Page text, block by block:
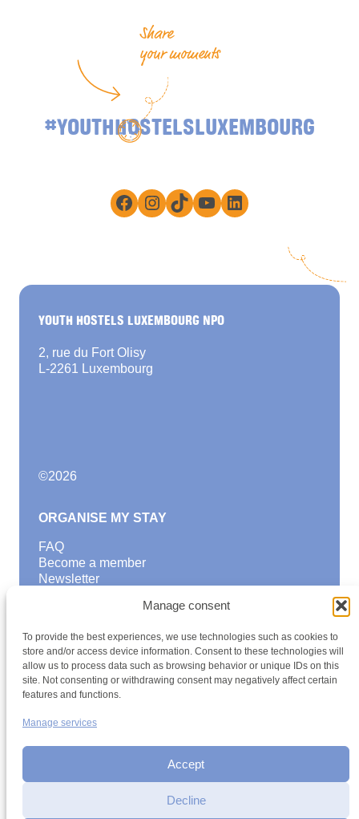
Manage consent
To provide the best experiences, we use technologies such as cookies to
store and/or access device information. Consent to these technologies will
allow us to process data such as browsing behavior or unique IDs on this
site. Not consenting or withdrawing consent may negatively affect certain
features and functions.
Manage services
Accept
Decline
Share
your moments
#YOUTHHOSTELSLUXEMBOURG
Facebook
Instagram
TikTokYouTube
LinkedIn
YOUTH HOSTELS LUXEMBOURG NPO
2, rue du Fort Olisy
L-2261 Luxembourg
©2026
ORGANISE MY STAY
FAQ
Become a member
Newsletter
Find a youth hostel
Discover activities
School Trips and group excursions
Teambuilding
Youth Hostels Luxembourg NPO